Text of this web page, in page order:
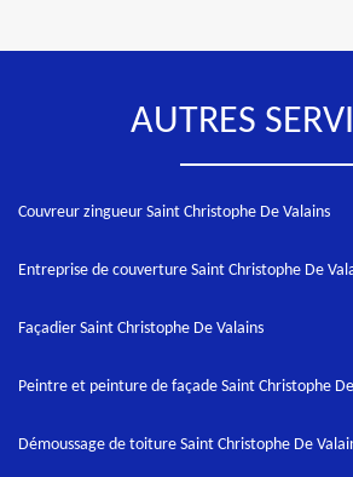
AUTRES
Couvreur zingueur Saint Christophe De Valains
Entreprise de couverture Saint Christophe De
Façadier Saint Christophe De Valains
Peintre et peinture de façade Saint Christophe
Démoussage de toiture Saint Christophe De